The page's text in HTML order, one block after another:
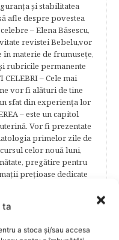
ta
a stoca și/sau accesa
şi stabilitatea
afle despre povestea
– Elena Băsescu,
revistei Bebelu,vor
materie de frumuseţe,
rubricile permanente
– Cele mai
vor fi alături de tine
sfat din experienţa lor
– este un capitol
Vor fi prezentate
primelor zile de
celor nouă luni,
pregătire pentru
preţioase dedicate
îngrijirii sugarului.
bontului ombilical,
6 ANI – este un capitol